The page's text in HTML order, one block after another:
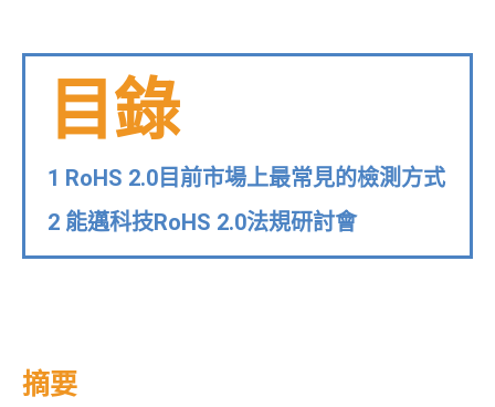
目錄
1 RoHS 2.0目前市場上最常見的檢測方式
2 能邁科技RoHS 2.0法規研討會
摘要